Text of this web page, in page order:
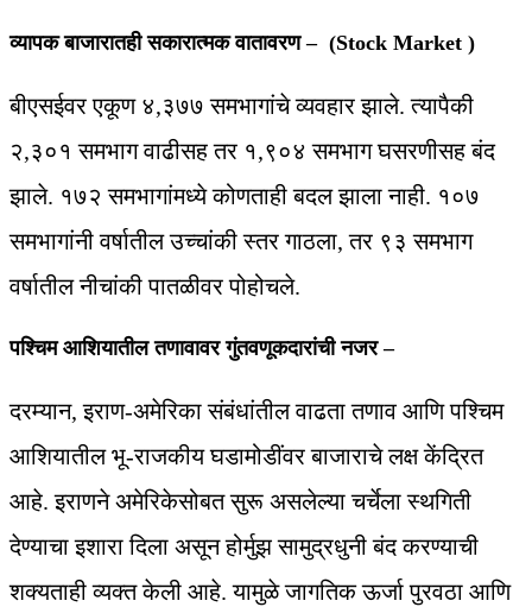
व्यापक बाजारातही सकारात्मक वातावरण – (Stock Market )
बीएसईवर एकूण ४,३७७ समभागांचे व्यवहार झाले. त्यापैकी
२,३०१ समभाग वाढीसह तर १,९०४ समभाग घसरणीसह बंद
झाले. १७२ समभागांमध्ये कोणताही बदल झाला नाही. १०७
समभागांनी वर्षातील उच्चांकी स्तर गाठला, तर ९३ समभाग
वर्षातील नीचांकी पातळीवर पोहोचले.
पश्चिम आशियातील तणावावर गुंतवणूकदारांची नजर –
दरम्यान, इराण-अमेरिका संबंधांतील वाढता तणाव आणि पश्चिम
आशियातील भू-राजकीय घडामोडींवर बाजाराचे लक्ष केंद्रित
आहे. इराणने अमेरिकेसोबत सुरू असलेल्या चर्चेला स्थगिती
देण्याचा इशारा दिला असून होर्मुझ सामुद्रधुनी बंद करण्याची
शक्यताही व्यक्त केली आहे. यामुळे जागतिक ऊर्जा पुरवठा आणि